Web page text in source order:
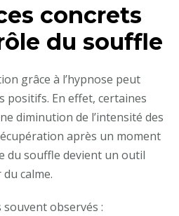
concrets
du souffle
grâce à l’hypnose peut
En effet, certaines
diminution de l’intensité des
après un moment
du souffle devient un outil
calme.
souvent observés :